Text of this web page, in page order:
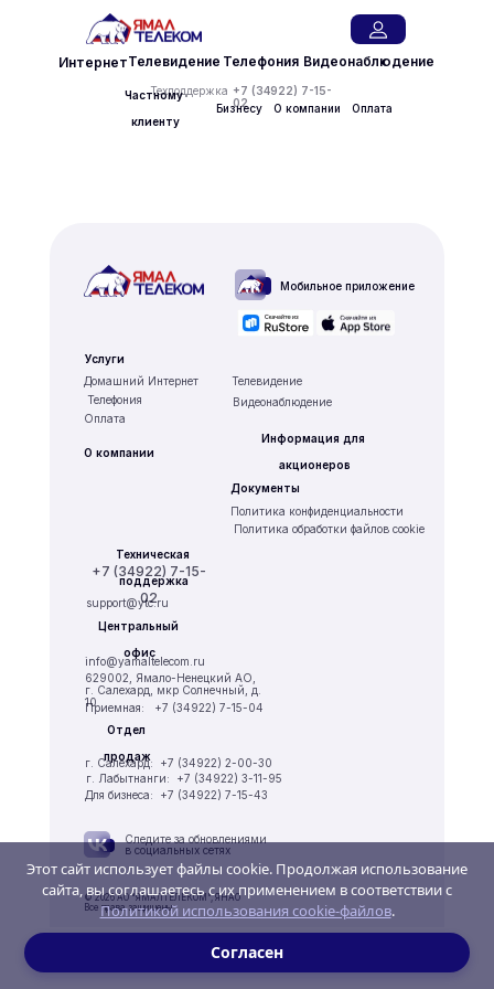
ИнтернетТелевидение Телефония Видеонаблюдение
Бизнесу О компании Оплата
Частному
клиенту
+7 (34922) 7-15-
02
Техподдержка
Услуги
Телевидение
Телефония
Видеонаблюдение
Оплата
Домашний Интернет
Техническая
поддержка
+7 (34922) 7-15-
02
support@ytc.ru
info@yamaltelecom.ru
Центральный
офис
629002, Ямало-Ненецкий АО,
г. Салехард, мкр Солнечный, д.
10
Приемная:   +7 (34922) 7-15-04
Отдел
продаж
г. Салехард:  +7 (34922) 2-00-30
Для бизнеса:  +7 (34922) 7-15-43
г. Лабытнанги:  +7 (34922) 3-11-95
Следите за обновлениями
в социальных сетях
Мобильное приложение
О компании
Информация для
акционеров
Документы
Политика конфиденциальности
Политика обработки файлов cookie
© 2026 АО "ЯМАЛТЕЛЕКОМ", ЯНАО
Все права защищены
Этот сайт использует файлы cookie. Продолжая использование
сайта, вы соглашаетесь с их применением в соответствии с
Политикой использования cookie-файлов.
Согласен